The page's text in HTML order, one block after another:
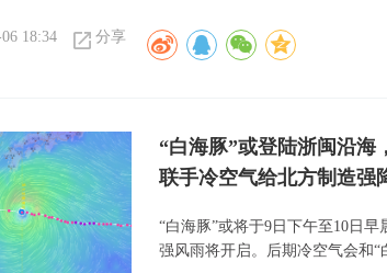
18:34 分享
“白海豚”或登陆浙闽沿海
联手冷空气给北方制造强
“白海豚”或将于9日下午至10日
强风雨将开启。后期冷空气会和“